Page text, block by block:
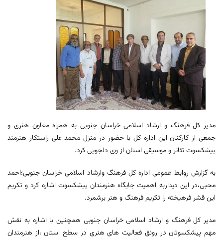
مدیر کل فرهنگ و ارشاد اسلامی خراسان جنوبی به همراه معاون هنری و
جمعی از کارکنان این اداره کل با حضور در منزل محمد علی راستکار هنرمند
پیشکسوت تئاتر و موسیقی استان از وی دلجویی کرد.
به گزارش روابط عمومی اداره کل فرهنگ وارشاد اسلامی خراسان جنوبی؛احمد
محبی،در این دیداربه اهمیت جایگاه هنرمندان پیشکسوت اشاره کرد و تکریم
این قشر فرهیخته را تکریم فرهنگ و هنر برشمرد.
مدیر کل فرهنگ و ارشاد اسلامی خراسان جنوبی همچنین با اشاره به نقش
مهم پیشکسوتان در رونق فعالیت های هنری در سطح استان ،از هنرمندان